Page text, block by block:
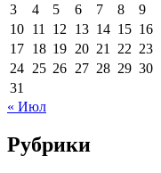
3
4 5 6 7 8
9
10 11 12 13 14 15 16
17 18 19 20 21 22 23
24 25 26 27 28 29 30
31
« Июл
Рубрики